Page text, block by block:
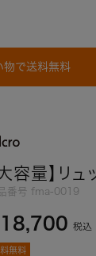
物で送料無料
大容量】リ
番号 fma-0019
18,700 税込
無料